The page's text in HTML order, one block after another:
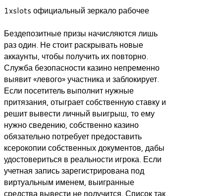
1xslots официальный зеркало рабочее
Бездепозитные призы начисляются лишь
раз один. Не стоит раскрывать новые
аккаунты, чтобы получить их повторно.
Служба безопасности казино непременно
выявит «левого» участника и заблокирует.
Если посетитель выполнит нужные
притязания, отыграет собственную ставку и
решит вывести личный выигрыш, то ему
нужно сведению, собственно казино
обязательно потребует предоставить
ксерокопии собственных документов, дабы
удостовериться в реальности игрока. Если
учетная запись зарегистрирована под
виртуальным именем, выигранные
средства вывести не получится. Список так